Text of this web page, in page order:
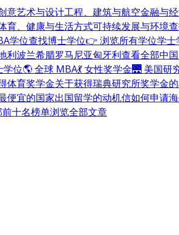
意艺术与设计工程、建筑与航空金融与
育、健康与生活方式可持续发展与环境
学位查找博士学位👉 浏览所有学位学士
利波兰希腊罗马尼亚匈牙利查看全部中国
学位🌎 全球 MBA💃 女性奖学金🌉 美国研
体育奖学金关于获得瑞典研究所奖学金
便宜的国家出国留学的动机信如何申请
十名榜单浏览全部文章